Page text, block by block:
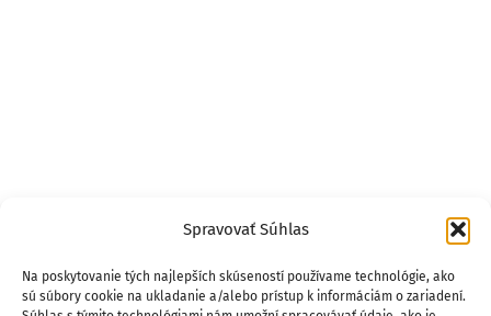
Spravovať Súhlas
Na poskytovanie tých najlepších skúseností používame technológie, ako
sú súbory cookie na ukladanie a/alebo prístup k informáciám o zariadení.